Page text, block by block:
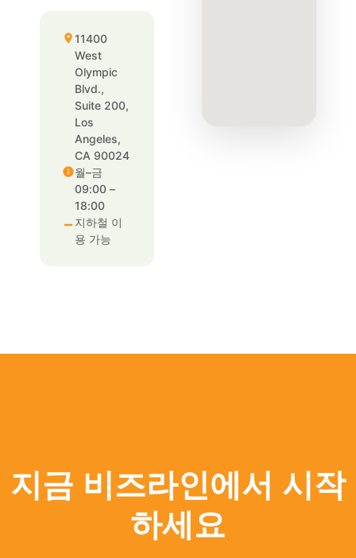
11400
West
Olympic
Blvd.,
Suite 200,
Los
Angeles,
CA 90024
월–금
09:00 –
18:00
지하철 이
용 가능
지금 비즈라인에서 시작
하세요